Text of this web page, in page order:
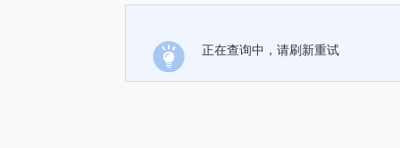
正在查询中，请刷新重试